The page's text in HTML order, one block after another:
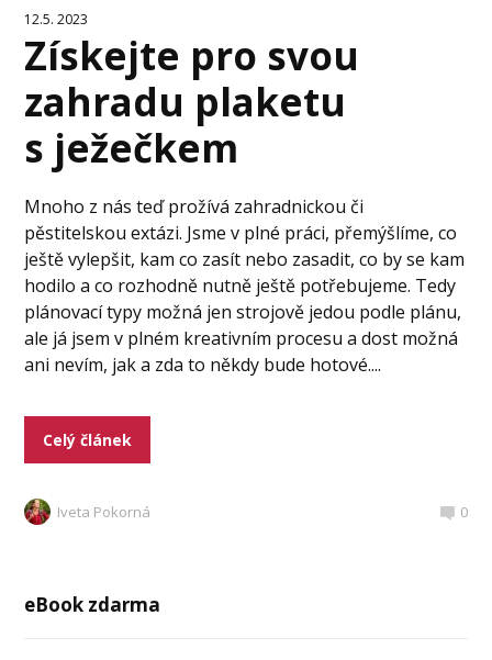
12.5. 2023
Získejte pro svou
zahradu plaketu
s ježečkem
Mnoho z nás teď prožívá zahradnickou či
pěstitelskou extázi. Jsme v plné práci, přemýšlíme, co
ještě vylepšit, kam co zasít nebo zasadit, co by se kam
hodilo a co rozhodně nutně ještě potřebujeme. Tedy
plánovací typy možná jen strojově jedou podle plánu,
ale já jsem v plném kreativním procesu a dost možná
ani nevím, jak a zda to někdy bude hotové....
Celý článek
Iveta Pokorná 0
eBook zdarma